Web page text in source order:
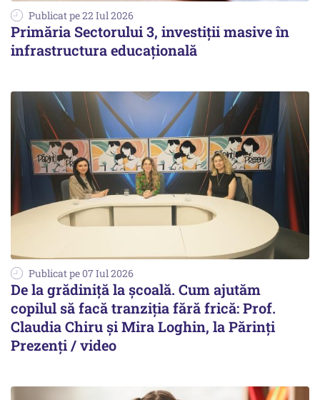
Publicat pe 22 Iul 2026
Primăria Sectorului 3, investiții masive în
infrastructura educațională
Publicat pe 07 Iul 2026
De la grădiniță la școală. Cum ajutăm
copilul să facă tranziția fără frică: Prof.
Claudia Chiru și Mira Loghin, la Părinți
Prezenți / video